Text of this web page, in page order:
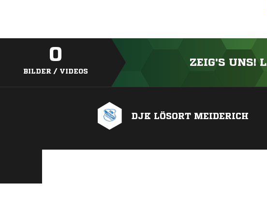
0
BILDER / VIDEOS
ZEIG'S UNS!
DJK LÖSORT MEIDERICH